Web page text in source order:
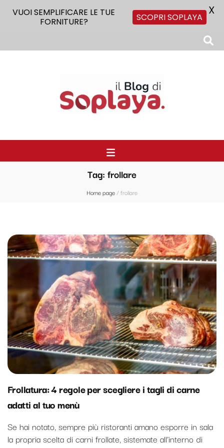
Tag: frollare
Home page/frollare
Frollatura: 4 regole per scegliere i tagli di carne
adatti al tuo menù
Se hai notato, sempre più ristoranti amano esporre in sala
la propria scelta di carni frollate, sistemate all’interno di
VUOI SEMPLIFICARE LE TUE
FORNITURE?
SCOPRI SOPLAYA X